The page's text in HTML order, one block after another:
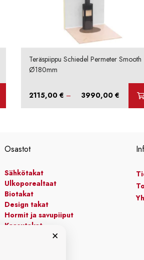
Teräspiippu Schiedel Permeter Smooth
Ø180mm
2115,00 € – 3990,00 €
Osastot
Sähkötakat
Ulkoporealtaat
Biotakat
Design takat
Hormit ja savupiiput
Kaasutakat
Kiertoilmatakat
×